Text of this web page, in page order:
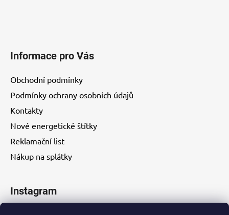
Informace pro Vás
Obchodní podmínky
Podmínky ochrany osobních údajů
Kontakty
Nové energetické štítky
Reklamační list
Nákup na splátky
Instagram